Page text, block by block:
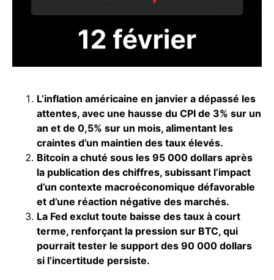
L’inflation américaine en janvier a dépassé les
attentes, avec une hausse du CPI de 3% sur un
an et de 0,5% sur un mois, alimentant les
craintes d’un maintien des taux élevés.
Bitcoin a chuté sous les 95 000 dollars après
la publication des chiffres, subissant l’impact
d’un contexte macroéconomique défavorable
et d’une réaction négative des marchés.
La Fed exclut toute baisse des taux à court
terme, renforçant la pression sur BTC, qui
pourrait tester le support des 90 000 dollars
si l’incertitude persiste.